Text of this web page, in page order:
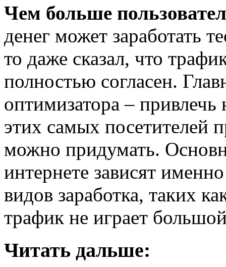
Чем больше
денег может заработать
то даже сказал, что
полностью согласен.
оптимизатора – привлечь
этих самых посетителей
можно придумать.
интернете зависят
видов заработка, таких
трафик не играет
Читать дальше: